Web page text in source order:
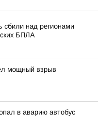
над регионами
БПЛА
мощный взрыв
в аварию автобус